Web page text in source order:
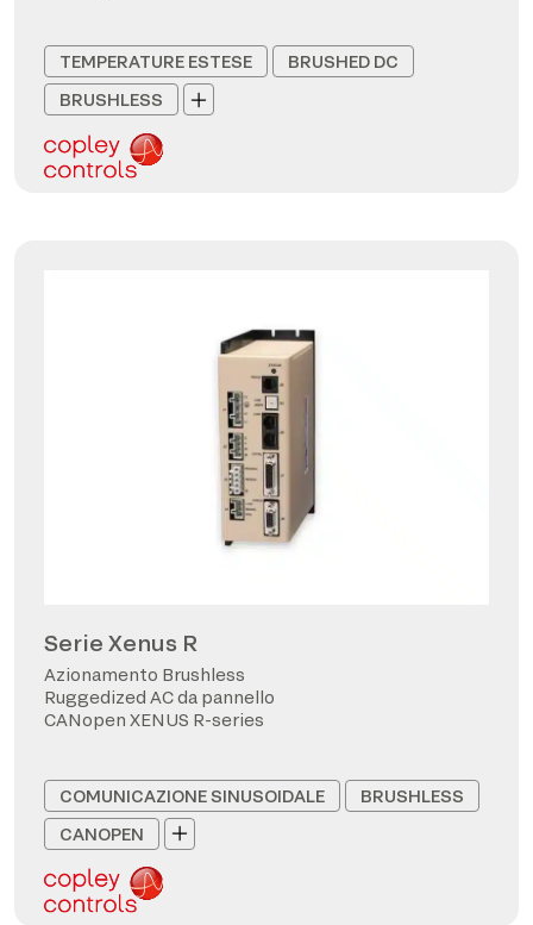
TEMPERATURE ESTESE
BRUSHED DC
BRUSHLESS
Serie Xenus R
Azionamento Brushless
Ruggedized AC da pannello
CANopen XENUS R-series
COMUNICAZIONE SINUSOIDALE
BRUSHLESS
CANOPEN